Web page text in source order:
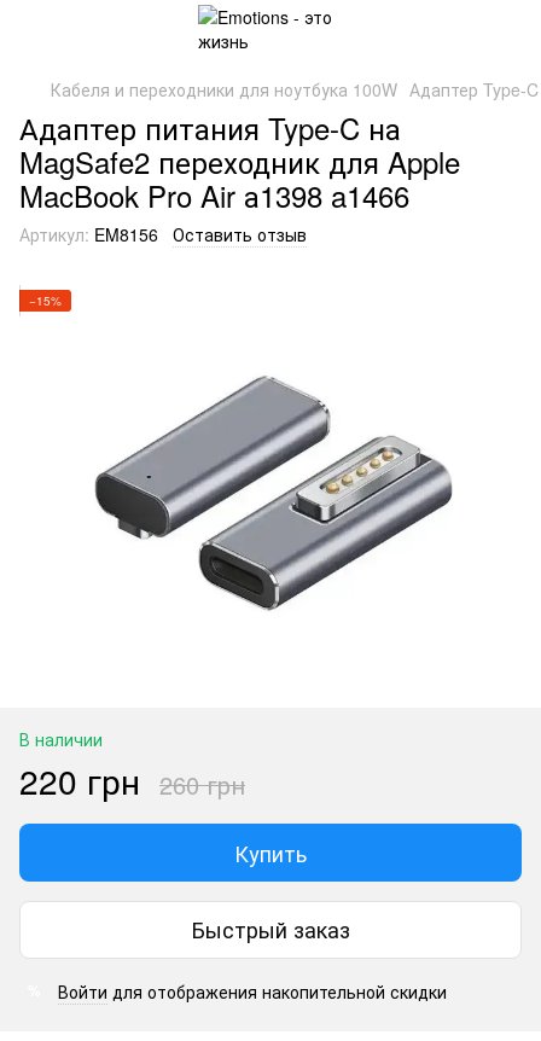
Кабеля и переходники для ноутбука 100W Адаптер Type-
Адаптер питания Type-C на
MagSafe2 переходник для Apple
MacBook Pro Air а1398 a1466
Артикул: EM8156 Оставить отзыв
−15%
В наличии
220 грн 260 грн
Купить
Быстрый заказ
Войти для отображения накопительной скидки